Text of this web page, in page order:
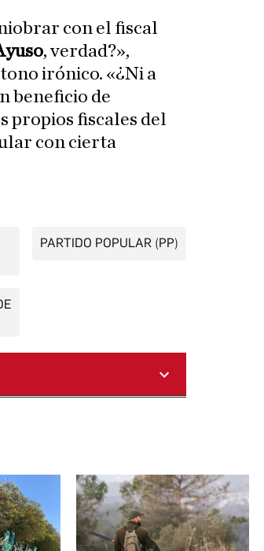
con el fiscal
, verdad?»,
irónico. «¿Ni a
beneficio de
propios fiscales del
con cierta
PARTIDO POPULAR (PP)